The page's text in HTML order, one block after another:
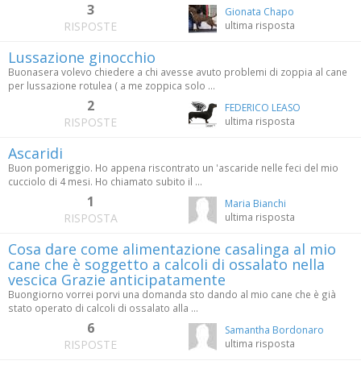
3
RISPOSTE
Gionata Chapo
ultima risposta
Lussazione ginocchio
Buonasera volevo chiedere a chi avesse avuto problemi di zoppia al cane
per lussazione rotulea ( a me zoppica solo ...
2
RISPOSTE
FEDERICO LEASO
ultima risposta
Ascaridi
Buon pomeriggio. Ho appena riscontrato un 'ascaride nelle feci del mio
cucciolo di 4 mesi. Ho chiamato subito il ...
1
RISPOSTA
Maria Bianchi
ultima risposta
Cosa dare come alimentazione casalinga al mio
cane che è soggetto a calcoli di ossalato nella
vescica Grazie anticipatamente
Buongiorno vorrei porvi una domanda sto dando al mio cane che è già
stato operato di calcoli di ossalato alla ...
6
RISPOSTE
Samantha Bordonaro
ultima risposta